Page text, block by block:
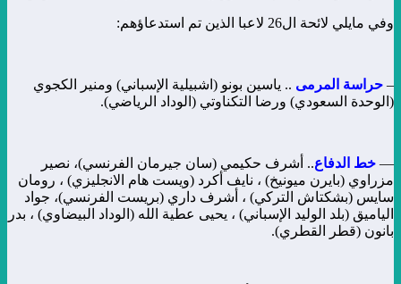
وفي مايلي لائحة ال26 لاعبا الذين تم استدعاؤهم:
– حراسة المرمى .. ياسين بونو (اشبيلية الإسباني) ومنير الكجوي
(الوحدة السعودي) ورضا التكناوتي (الوداد الرياضي).
— خط الدفاع.. أشرف حكيمي (سان جيرمان الفرنسي)، نصير
مزراوي (بايرن ميونيخ) ، نايف أكرد (ويست هام الانجليزي) ، رومان
سايس (بشكتاش التركي) ، أشرف داري (بريست الفرنسي)، جواد
الياميق (بلد الوليد الإسباني) ، يحيى عطية الله (الوداد البيضاوي) ، بدر
بانون (قطر القطري).